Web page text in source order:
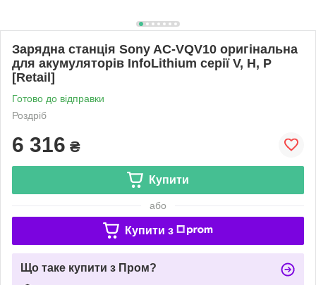
Зарядна станція Sony AC-VQV10 оригінальна
для акумуляторів InfoLithium серії V, H, P
[Retail]
Готово до відправки
Роздріб
6 316 ₴
Купити
або
Купити з
Що таке купити з Пром?